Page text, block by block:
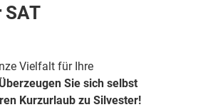
Vielfalt für Ihre
Überzeugen Sie sich selbst
Kurzurlaub zu Silvester!